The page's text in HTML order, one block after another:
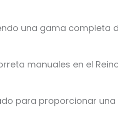
una gama completa
manuales en el
para proporcionar